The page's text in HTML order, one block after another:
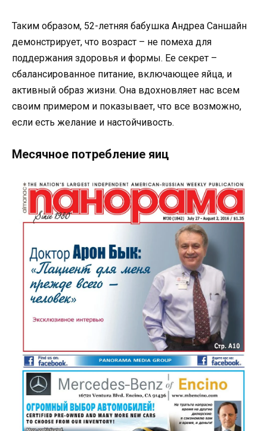
Таким образом, 52-летняя бабушка Андреа Саншайн
демонстрирует, что возраст – не помеха для
поддержания здоровья и формы. Ее секрет –
сбалансированное питание, включающее яйца, и
активный образ жизни. Она вдохновляет нас всем
своим примером и показывает, что все возможно,
если есть желание и настойчивость.
Месячное потребление яиц